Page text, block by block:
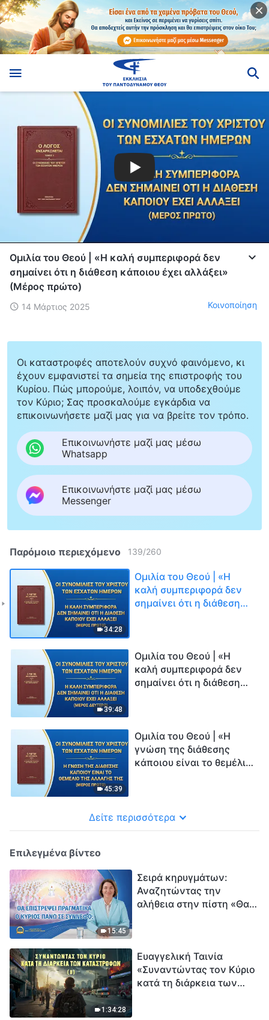
Ομιλία του Θεού | «Η καλή συμπεριφορά δεν
σημαίνει ότι η διάθεση κάποιου έχει αλλάξει»
(Μέρος πρώτο)
14 Μάρτιος 2025 Κοινοποίηση
Οι καταστροφές αποτελούν συχνό φαινόμενο, κι
έχουν εμφανιστεί τα σημεία της επιστροφής του
Κυρίου. Πώς μπορούμε, λοιπόν, να υποδεχθούμε
τον Κύριο; Σας προσκαλούμε εγκάρδια να
επικοινωνήσετε μαζί μας για να βρείτε τον τρόπο.
Επικοινωνήστε μαζί μας μέσω
Whatsapp
Επικοινωνήστε μαζί μας μέσω
Messenger
Παρόμοιο περιεχόμενο 139/260
34:28
Ομιλία του Θεού | «Η
καλή συμπεριφορά δεν
σημαίνει ότι η διάθεση
39:48
Ομιλία του Θεού | «Η
καλή συμπεριφορά δεν
σημαίνει ότι η διάθεση
45:39
Ομιλία του Θεού | «Η
γνώση της διάθεσης
κάποιου είναι το θεμέλιο
Δείτε περισσότερα
Επιλεγμένα βίντεο
15:45
Σειρά κηρυγμάτων:
Αναζητώντας την
αλήθεια στην πίστη «Θα
1:34:28
Ευαγγελική Ταινία
«Συναντώντας τον Κύριο
κατά τη διάρκεια των